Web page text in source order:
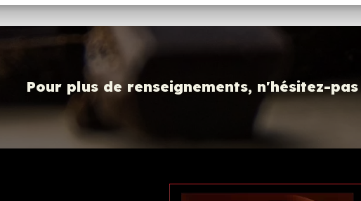
Pour plus de renseignements, n'hésitez-pas